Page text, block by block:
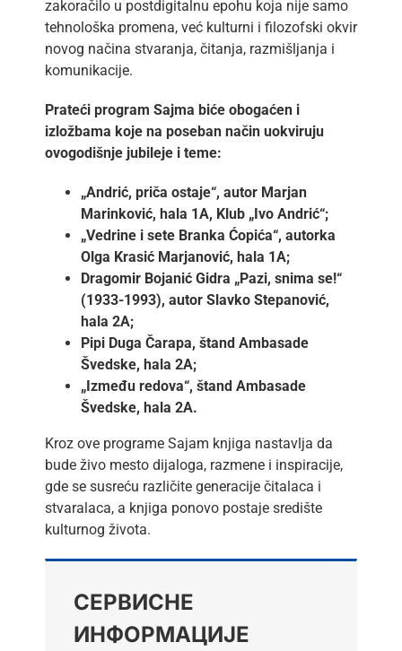
zakoračilo u postdigitalnu epohu koja nije samo
tehnološka promena, već kulturni i filozofski okvir
novog načina stvaranja, čitanja, razmišljanja i
komunikacije.
Prateći program Sajma biće obogaćen i
izložbama koje na poseban način uokviruju
ovogodišnje jubileje i teme:
„Andrić, priča ostaje“, autor Marjan
Marinković, hala 1A, Klub „Ivo Andrić“;
„Vedrine i sete Branka Ćopića“, autorka
Olga Krasić Marjanović, hala 1A;
Dragomir Bojanić Gidra „Pazi, snima se!“
(1933-1993), autor Slavko Stepanović,
hala 2A;
Pipi Duga Čarapa, štand Ambasade
Švedske, hala 2A;
„Između redova“, štand Ambasade
Švedske, hala 2A.
Kroz ove programe Sajam knjiga nastavlja da
bude živo mesto dijaloga, razmene i inspiracije,
gde se susreću različite generacije čitalaca i
stvaralaca, a knjiga ponovo postaje središte
kulturnog života.
СЕРВИСНЕ
ИНФОРМАЦИЈЕ